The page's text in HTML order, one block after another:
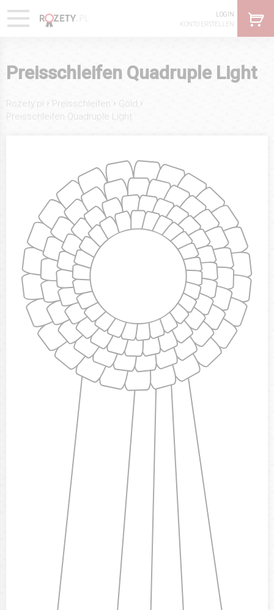
LOGIN
KONTO ERSTELLEN
Preisschleifen Quadruple Light
Rozety.pl › Preisschleifen › Gold ›
Preisschleifen Quadruple Light